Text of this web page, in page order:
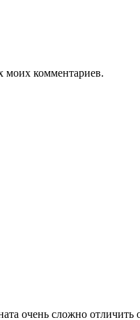
моих комментариев.
очень сложно